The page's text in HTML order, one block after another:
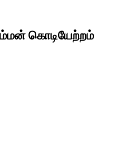
கொடியேற்றம்